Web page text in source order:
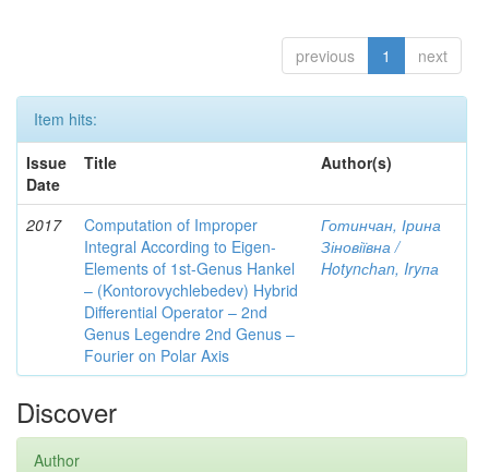
previous 1 next
Item hits:
Issue
Date
Title Author(s)
2017
Computation of Improper
Integral According to Eigen-
Elements of 1st-Genus Hankel
– (Kontorovychlebedev) Hybrid
Differential Operator – 2nd
Genus Legendre 2nd Genus –
Fourier on Polar Axis
Готинчан, Ірина
Зіновіївна /
Hotynсhаn, Iryпа
Discover
Author